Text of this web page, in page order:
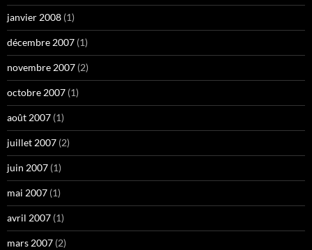
janvier 2008 (1)
décembre 2007 (1)
novembre 2007 (2)
octobre 2007 (1)
août 2007 (1)
juillet 2007 (2)
juin 2007 (1)
mai 2007 (1)
avril 2007 (1)
mars 2007 (2)